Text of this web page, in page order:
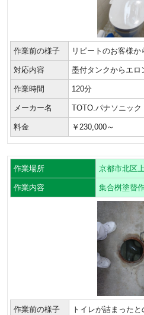
作業前の様子 リピートのお客様
対応内容 墨付タンクからエロ
作業時間 120分
メーカー名 TOTO.パナソニック
料金 ￥230,000～
作業場所 京都市北区
作業内容 集合桝塗替
作業前の様子 トイレが詰まった